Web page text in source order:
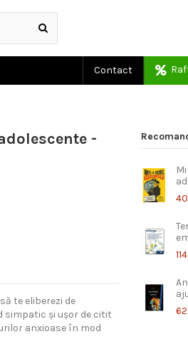
Contact
-
te eliberezi de
simpatic și ușor de citit
anxioase în mod